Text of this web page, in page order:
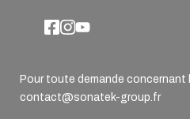
Pour toute demande concernant
contact@sonatek-group.fr